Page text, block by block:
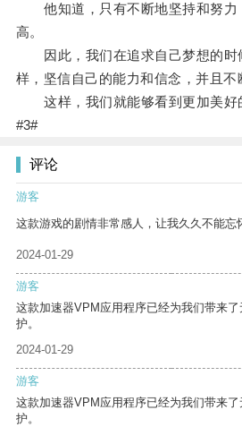
他知道，只有不断地坚持和努力
高。
因此，我们在追求自己梦想的时
样，坚信自己的能力和信念，并且不
这样，我们就能够看到更加美好
#3#
评论
游客
这款游戏的剧情非常感人，让我久久不能忘
2024-01-29
游客
这款加速器VPM应用程序已经为我们带来
护。
2024-01-29
游客
这款加速器VPM应用程序已经为我们带来
护。